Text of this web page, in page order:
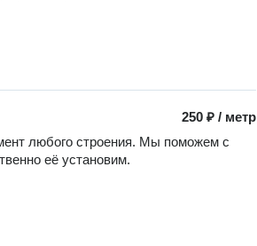
250 ₽ / метр
любого строения. Мы поможем с
её установим.